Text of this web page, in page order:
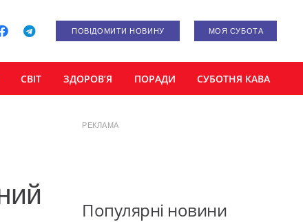
ПОВІДОМИТИ НОВИНУ МОЯ СУБОТА
СВІТ ЗДОРОВ’Я ПОРАДИ СУБОТНЯ КАВА
РЕКЛАМА
Популярні новини